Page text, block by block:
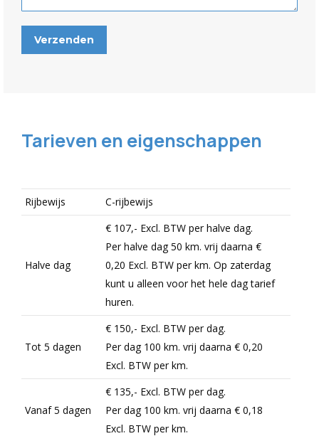
Tarieven en eigenschappen
Rijbewijs C-rijbewijs
Halve dag
€ 107,- Excl. BTW per halve dag.
Per halve dag 50 km. vrij daarna €
0,20 Excl. BTW per km. Op zaterdag
kunt u alleen voor het hele dag tarief
huren.
Tot 5 dagen
€ 150,- Excl. BTW per dag.
Per dag 100 km. vrij daarna € 0,20
Excl. BTW per km.
Vanaf 5 dagen
€ 135,- Excl. BTW per dag.
Per dag 100 km. vrij daarna € 0,18
Excl. BTW per km.